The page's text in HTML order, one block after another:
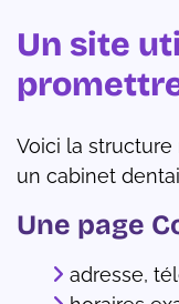
Un site
Voici la
un cabinet
Une page
adresse,